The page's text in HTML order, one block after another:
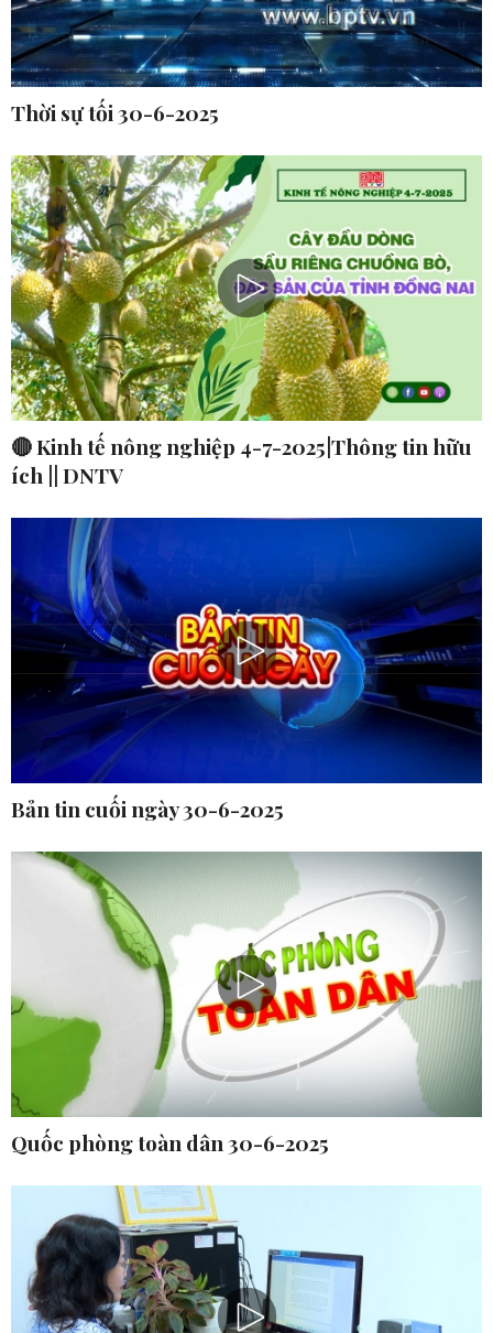
Thời sự tối 30-6-2025
🔴 Kinh tế nông nghiệp 4-7-2025|Thông tin hữu
ích || DNTV
Bản tin cuối ngày 30-6-2025
Quốc phòng toàn dân 30-6-2025